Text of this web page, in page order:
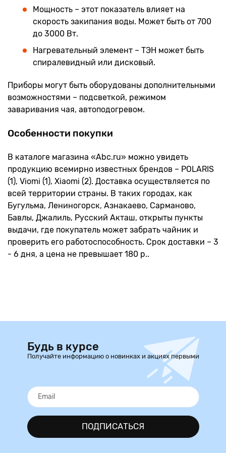
Мощность – этот показатель влияет на
скорость закипания воды. Может быть от 700
до 3000 Вт.
Нагревательный элемент – ТЭН может быть
спиралевидный или дисковый.
Приборы могут быть оборудованы дополнительными
возможностями – подсветкой, режимом
заваривания чая, автоподогревом.
Особенности покупки
В каталоге магазина «Abc.ru» можно увидеть
продукцию всемирно известных брендов – POLARIS
(1), Viomi (1), Xiaomi (2). Доставка осуществляется по
всей территории страны. В таких городах, как
Бугульма, Лениногорск, Азнакаево, Сарманово,
Бавлы, Джалиль, Русский Акташ, открыты пункты
выдачи, где покупатель может забрать чайник и
проверить его работоспособность. Срок доставки – 3
- 6 дня, а цена не превышает 180 р..
Будь в курсе
Получайте информацию о новинках и акциях первыми
ПОДПИСАТЬСЯ